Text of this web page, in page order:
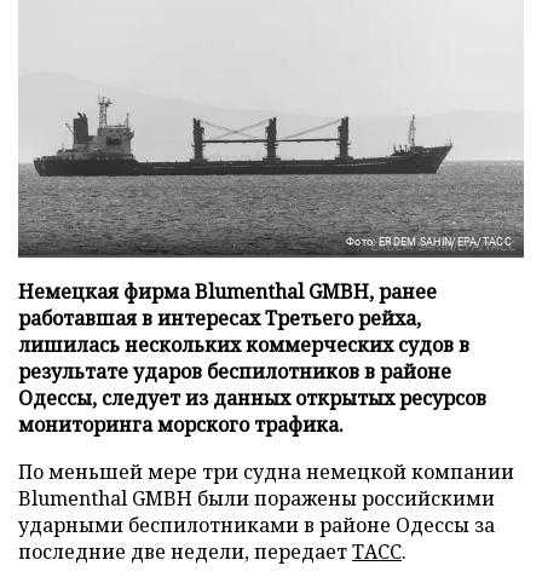
Фото: ERDEM SAHIN/EPA/ТАСС
Немецкая фирма Blumenthal GMBH, ранее
работавшая в интересах Третьего рейха,
лишилась нескольких коммерческих судов в
результате ударов беспилотников в районе
Одессы, следует из данных открытых ресурсов
мониторинга морского трафика.
По меньшей мере три судна немецкой компании
Blumenthal GMBH были поражены российскими
ударными беспилотниками в районе Одессы за
последние две недели, передаетТАСС.